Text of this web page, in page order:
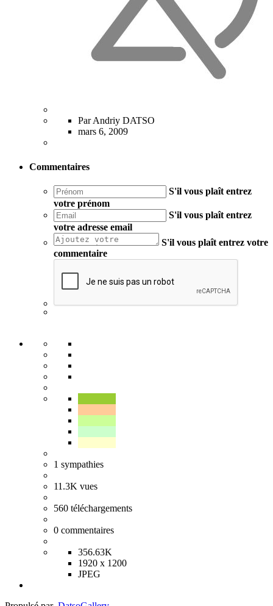
Par Andriy DATSO
mars 6, 2009
Commentaires
S'il vous plaît entrez
votre prénom
S'il vous plaît entrez
votre adresse email
S'il vous plaît entrez votre
commentaire
1 sympathies
11.3K vues
560 téléchargements
0 commentaires
356.63K
1920 x 1200
JPEG